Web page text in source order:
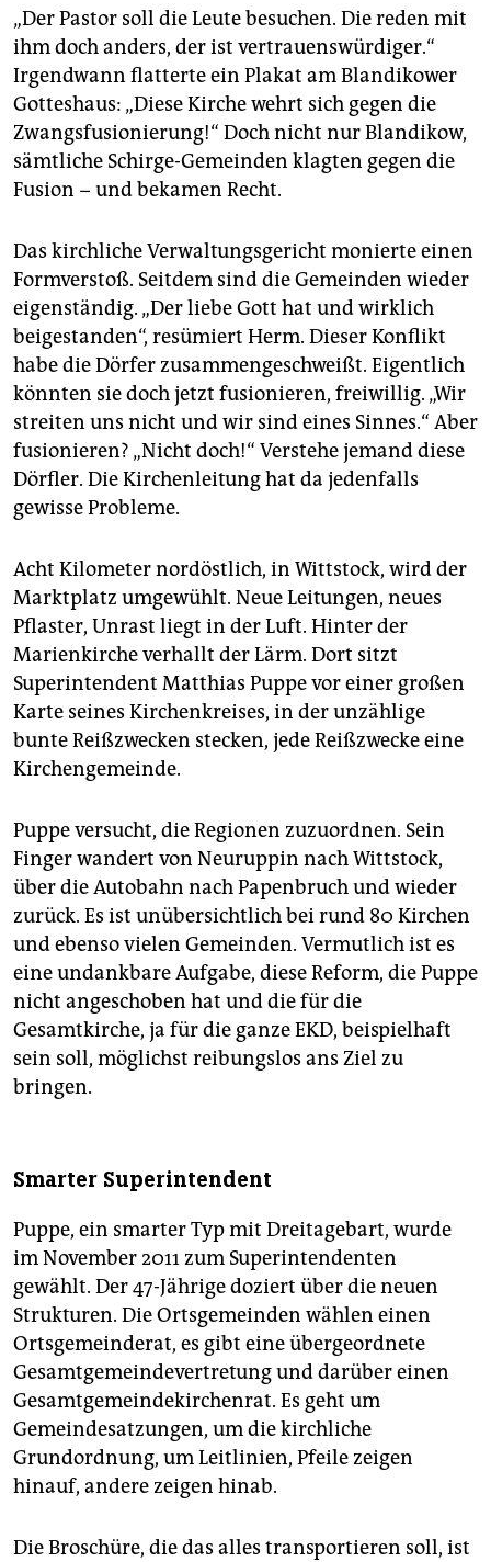
„Der Pastor soll die Leute besuchen. Die reden mit
ihm doch anders, der ist vertrauenswürdiger.“
Irgendwann flatterte ein Plakat am Blandikower
Gotteshaus: „Diese Kirche wehrt sich gegen die
Zwangsfusionierung!“ Doch nicht nur Blandikow,
sämtliche Schirge-Gemeinden klagten gegen die
Fusion − und bekamen Recht.
Das kirchliche Verwaltungsgericht monierte einen
Formverstoß. Seitdem sind die Gemeinden wieder
eigenständig. „Der liebe Gott hat und wirklich
beigestanden“, resümiert Herm. Dieser Konflikt
habe die Dörfer zusammengeschweißt. Eigentlich
könnten sie doch jetzt fusionieren, freiwillig. „Wir
streiten uns nicht und wir sind eines Sinnes.“ Aber
fusionieren? „Nicht doch!“ Verstehe jemand diese
Dörfler. Die Kirchenleitung hat da jedenfalls
gewisse Probleme.
Acht Kilometer nordöstlich, in Wittstock, wird der
Marktplatz umgewühlt. Neue Leitungen, neues
Pflaster, Unrast liegt in der Luft. Hinter der
Marienkirche verhallt der Lärm. Dort sitzt
Superintendent Matthias Puppe vor einer großen
Karte seines Kirchenkreises, in der unzählige
bunte Reißzwecken stecken, jede Reißzwecke eine
Kirchengemeinde.
Puppe versucht, die Regionen zuzuordnen. Sein
Finger wandert von Neuruppin nach Wittstock,
über die Autobahn nach Papenbruch und wieder
zurück. Es ist unübersichtlich bei rund 80 Kirchen
und ebenso vielen Gemeinden. Vermutlich ist es
eine undankbare Aufgabe, diese Reform, die Puppe
nicht angeschoben hat und die für die
Gesamtkirche, ja für die ganze EKD, beispielhaft
sein soll, möglichst reibungslos ans Ziel zu
bringen.
Smarter Superintendent
Puppe, ein smarter Typ mit Dreitagebart, wurde
im November 2011 zum Superintendenten
gewählt. Der 47-Jährige doziert über die neuen
Strukturen. Die Ortsgemeinden wählen einen
Ortsgemeinderat, es gibt eine übergeordnete
Gesamtgemeindevertretung und darüber einen
Gesamtgemeindekirchenrat. Es geht um
Gemeindesatzungen, um die kirchliche
Grundordnung, um Leitlinien, Pfeile zeigen
hinauf, andere zeigen hinab.
Die Broschüre, die das alles transportieren soll, ist